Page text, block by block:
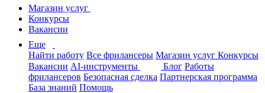
Магазин услуг
Конкурсы
Вакансии
Еще
Найти работу Все фрилансеры Магазин услуг Конкурсы
Вакансии AI-инструменты Блог Работы
фрилансеров Безопасная сделка Партнерская программа
База знаний Помощь